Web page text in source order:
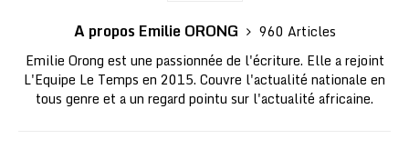
A propos Emilie ORONG
960 Articles
Emilie Orong est une passionnée de l'écriture. Elle a rejoint
L'Equipe Le Temps en 2015. Couvre l'actualité nationale en
tous genre et a un regard pointu sur l'actualité africaine.